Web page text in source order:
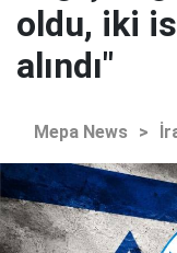
oldu, iki
alındı"
Mepa News >